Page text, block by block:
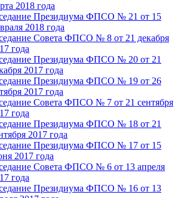
2018 года
Президиума ФПСО № 21 от 15
2018 года
Совета ФПСО № 8 от 21 декабря
года
Президиума ФПСО № 20 от 21
2017 года
Президиума ФПСО № 19 от 26
2017 года
Совета ФПСО № 7 от 21 сентября
года
Президиума ФПСО № 18 от 21
2017 года
Президиума ФПСО № 17 от 15
2017 года
Совета ФПСО № 6 от 13 апреля
года
Президиума ФПСО № 16 от 13